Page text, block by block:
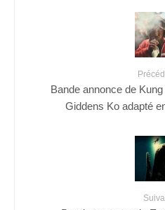
Bande annonce de
Giddens Ko adapté